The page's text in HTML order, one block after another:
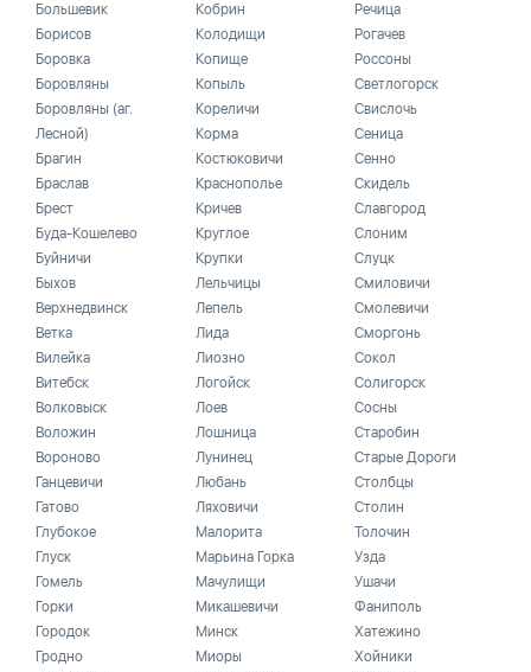
Большевик
Борисов
Боровка
Боровляны
Боровляны (аг.
Лесной)
Брагин
Браслав
Брест
Буда-Кошелево
Буйничи
Быхов
Верхнедвинск
Ветка
Вилейка
Витебск
Волковыск
Воложин
Вороново
Ганцевичи
Гатово
Глубокое
Глуск
Гомель
Горки
Городок
Гродно
Кобрин
Колодищи
Копище
Копыль
Кореличи
Корма
Костюковичи
Краснополье
Кричев
Круглое
Крупки
Лельчицы
Лепель
Лида
Лиозно
Логойск
Лоев
Лошница
Лунинец
Любань
Ляховичи
Малорита
Марьина Горка
Мачулищи
Микашевичи
Минск
Миоры
Речица
Рогачев
Россоны
Светлогорск
Свислочь
Сеница
Сенно
Скидель
Славгород
Слоним
Слуцк
Смиловичи
Смолевичи
Сморгонь
Сокол
Солигорск
Сосны
Старобин
Старые Дороги
Столбцы
Столин
Толочин
Узда
Ушачи
Фаниполь
Хатежино
Хойники